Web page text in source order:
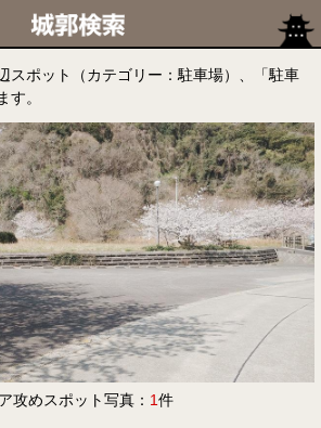
スポット（カテゴリー：駐車場）、「駐車
す。
攻めスポット写真： 1件